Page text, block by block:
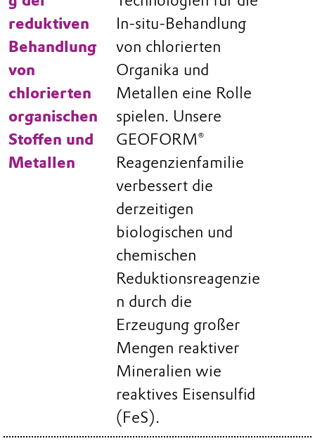
reduktiven
Behandlung
von
chlorierten
organischen
Stoffen und
Metallen
In-situ-Behandlung
von chlorierten
Organika und
Metallen eine Rolle
spielen. Unsere
GEOFORM®
Reagenzienfamilie
verbessert die
derzeitigen
biologischen und
chemischen
Reduktionsreagenzie
n durch die
Erzeugung großer
Mengen reaktiver
Mineralien wie
reaktives Eisensulfid
(FeS).